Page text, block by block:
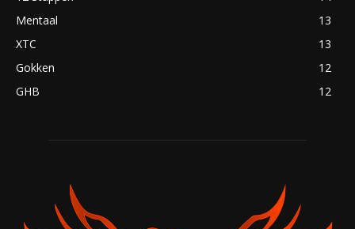
Mentaal
13
XTC
13
Gokken
12
GHB
12